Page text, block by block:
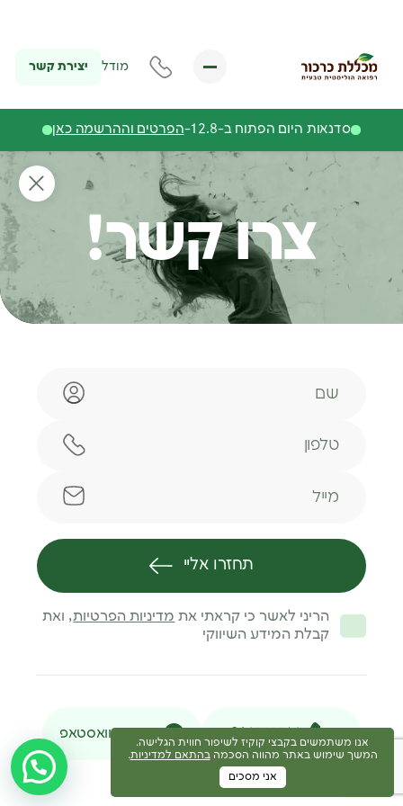
מודל יצירת קשר
סדנאות היום הפתוח ב-12.8- הפרטים וההרשמה כאן
צרו קשר!
תחזרו אליי
הריני לאשר כי קראתי את מדיניות הפרטיות, ואת
קבלת המידע השיווקי
046377716 הודעת וואסטאפ
אנו משתמשים בקבצי קוקיז לשיפור חווית הגלישה.
המשך שימוש באתר מהווה הסכמהבהתאם למדיניות.
אני מסכים